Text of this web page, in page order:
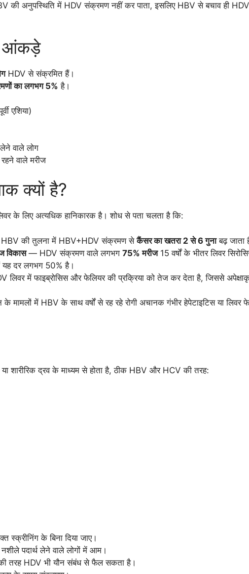
की अनुपस्थिति में HDV संक्रमण नहीं कर पाता, इसलिए HBV से बचाव ही
आंकड़े
HDV से संक्रमित हैं।
का लगभग 5% है।
एशिया)
लेने वाले लोग
वाले मरीज
क्यों है?
के लिए अत्यधिक हानिकारक है। शोध से पता चलता है कि:
की तुलना में HBV+HDV संक्रमण सेकैंसर का खतरा 2 से 6 गुनाबढ़ जाता
विकास— HDV संक्रमण वाले लगभग 75% मरीज15 वर्षों के भीतर लिवर
दर लगभग 50% है।
में फाइब्रोसिस और फेलियर की प्रक्रिया को तेज कर देता है, जिससे
में HBV के साथ वर्षों से रह रहे रोगी अचानक गंभीर हेपेटाइटिस या लिवर
शारीरिक द्रव के माध्यम से होता है, ठीक HBV और HCV की तरह:
स्क्रीनिंग के बिना दिया जाए।
पदार्थ लेने वाले लोगों में आम।
तरह HDV भी यौन संबंध से फैल सकता है।